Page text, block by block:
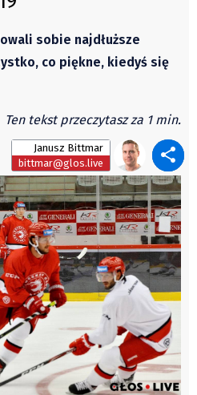
w CZ
Łęckiego
sobie najdłuższe
co piękne, kiedyś się
Ten tekst przeczytasz za 1 min.
Janusz Bittmar
bittmar@glos.live